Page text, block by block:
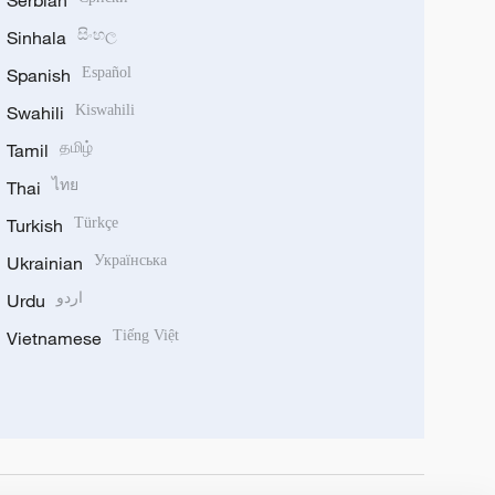
Sinhala සිංහල
Spanish Español
Swahili Kiswahili
Tamil தமிழ்
Thai ไทย
Turkish Türkçe
Ukrainian Українська
Urdu اردو
Vietnamese Tiếng Việt